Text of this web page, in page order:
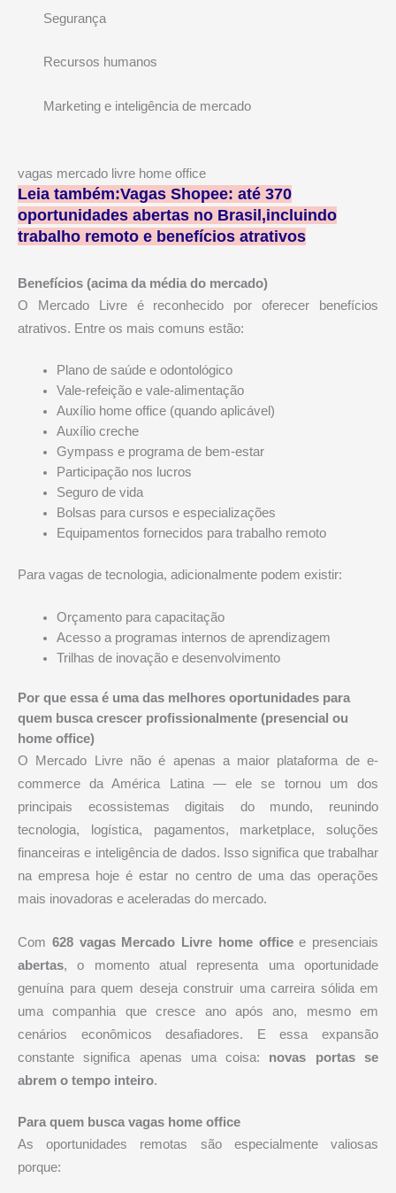
Segurança
Recursos humanos
Marketing e inteligência de mercado
vagas mercado livre home office
Leia também:Vagas Shopee: até 370
oportunidades abertas no Brasil,incluindo
trabalho remoto e benefícios atrativos
Benefícios (acima da média do mercado)
O Mercado Livre é reconhecido por oferecer benefícios
atrativos. Entre os mais comuns estão:
Plano de saúde e odontológico
Vale-refeição e vale-alimentação
Auxílio home office (quando aplicável)
Auxílio creche
Gympass e programa de bem-estar
Participação nos lucros
Seguro de vida
Bolsas para cursos e especializações
Equipamentos fornecidos para trabalho remoto
Para vagas de tecnologia, adicionalmente podem existir:
Orçamento para capacitação
Acesso a programas internos de aprendizagem
Trilhas de inovação e desenvolvimento
Por que essa é uma das melhores oportunidades para
quem busca crescer profissionalmente (presencial ou
home office)
O Mercado Livre não é apenas a maior plataforma de e-
commerce da América Latina — ele se tornou um dos
principais ecossistemas digitais do mundo, reunindo
tecnologia, logística, pagamentos, marketplace, soluções
financeiras e inteligência de dados. Isso significa que trabalhar
na empresa hoje é estar no centro de uma das operações
mais inovadoras e aceleradas do mercado.
Com 628 vagas Mercado Livre home officee presenciais
abertas, o momento atual representa uma oportunidade
genuína para quem deseja construir uma carreira sólida em
uma companhia que cresce ano após ano, mesmo em
cenários econômicos desafiadores. E essa expansão
constante significa apenas uma coisa: novas portas se
abrem o tempo inteiro.
Para quem busca vagas home office
As oportunidades remotas são especialmente valiosas
porque: